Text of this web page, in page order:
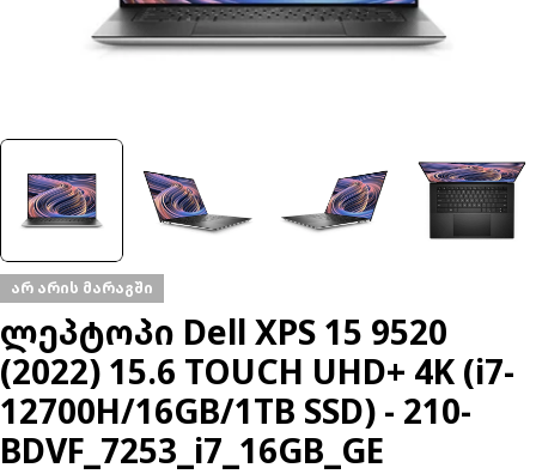
არ არის მარაგში
ლეპტოპი Dell XPS 15 9520
(2022) 15.6 TOUCH UHD+ 4K (i7-
12700H/16GB/1TB SSD) - 210-
BDVF_7253_i7_16GB_GE